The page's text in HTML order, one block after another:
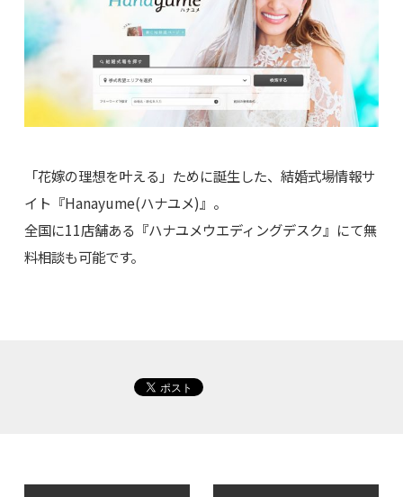
「花嫁の理想を叶える」ために誕生した、結婚式場情報サ
イト『Hanayume(ハナユメ)』。
全国に11店舗ある『ハナユメウエディングデスク』にて無
料相談も可能です。